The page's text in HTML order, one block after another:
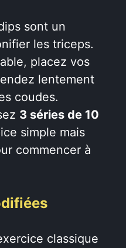
sont un
les triceps.
placez vos
lentement
coudes.
3 séries de 10
simple mais
commencer à
classique